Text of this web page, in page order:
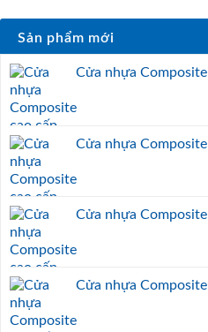
Sản phẩm mới
Cửa nhựa
Cửa nhựa
Cửa nhựa
Cửa nhựa